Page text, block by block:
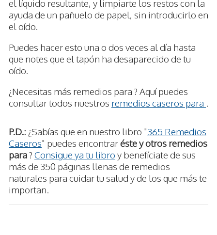
el líquido resultante, y limpiarte los restos con la
ayuda de un pañuelo de papel, sin introducirlo en
el oído.
Puedes hacer esto una o dos veces al día hasta
que notes que el tapón ha desaparecido de tu
oído.
¿Necesitas más remedios para ? Aquí puedes
consultar todos nuestros remedios caseros para
P.D.: ¿Sabías que en nuestro libro "365 Remedios
Caseros" puedes encontraréste y otros remedios
para? Consigue ya tu libro y benefíciate de sus
más de 350 páginas llenas de remedios
naturales para cuidar tu salud y de los que más te
importan.